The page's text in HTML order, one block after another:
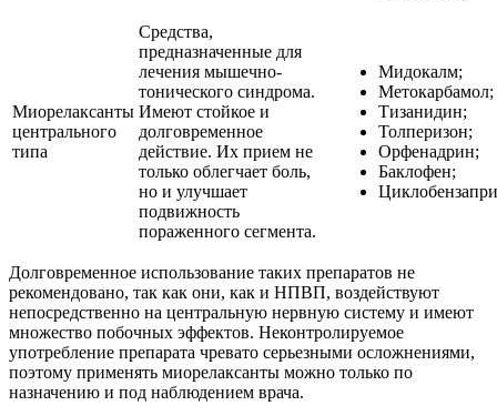
Миорелаксанты
центрального
типа
Средства,
предназначенные для
лечения мышечно-
тонического синдрома.
Имеют стойкое и
долговременное
действие. Их прием не
только облегчает боль,
но и улучшает
подвижность
пораженного сегмента.
Мидокалм;
Метокарбамол;
Тизанидин;
Толперизон;
Орфенадрин;
Баклофен;
Долговременное использование таких препаратов не
рекомендовано, так как они, как и НПВП, воздействуют
непосредственно на центральную нервную систему и имеют
множество побочных эффектов. Неконтролируемое
употребление препарата чревато серьезными осложнениями,
поэтому применять миорелаксанты можно только по
назначению и под наблюдением врача.